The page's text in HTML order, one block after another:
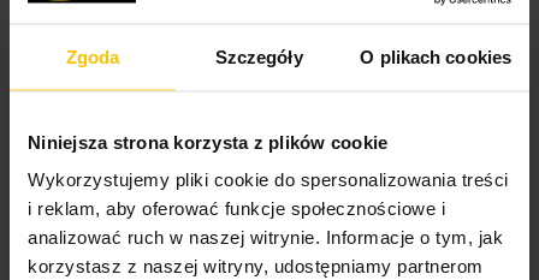
Zgoda Szczegóły O plikach cookies
Niniejsza strona korzysta z plików cookie
Wykorzystujemy pliki cookie do spersonalizowania treści
i reklam, aby oferować funkcje społecznościowe i
analizować ruch w naszej witrynie. Informacje o tym, jak
korzystasz z naszej witryny, udostępniamy partnerom
Jednostka miary
Skład materiałowy 100% poliester
Pobierz instrukcję użytkowania i bezpieczeństwa produktu
Cechy produktu:
jednolita strona z baranka,
miękka i przyjemna w dotyku tkanina flano,
gruba, ciepła i przytulna tkanina barankowa,
idealny do okrycia w zimowe dni,
5%
Na podstawie 28295 opinii. Zobacz niektóre opinie
tutaj.